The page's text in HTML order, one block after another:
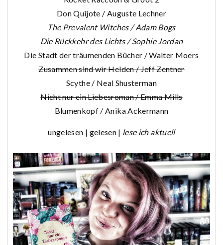
Don Quijote / Auguste Lechner
The Prevalent Witches / Adam Bogs
Die Rückkehr des Lichts / Sophie Jordan
Die Stadt der träumenden Bücher / Walter Moers
Zusammen sind wir Helden / Jeff Zentner
Scythe / Neal Shusterman
Nicht nur ein Liebesroman / Emma Mills
Blumenkopf / Anika Ackermann
ungelesen |gelesen| lese ich aktuell